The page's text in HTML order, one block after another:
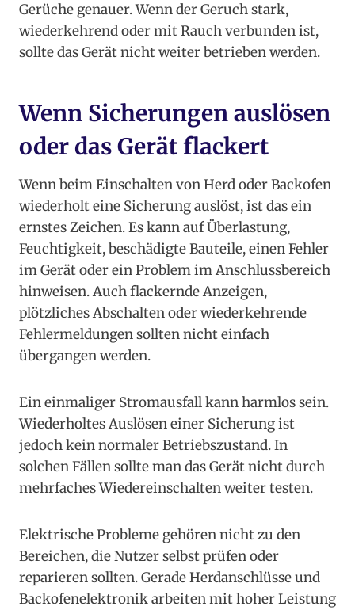
Gerüche genauer. Wenn der Geruch stark,
wiederkehrend oder mit Rauch verbunden ist,
sollte das Gerät nicht weiter betrieben werden.
Wenn Sicherungen auslösen
oder das Gerät flackert
Wenn beim Einschalten von Herd oder Backofen
wiederholt eine Sicherung auslöst, ist das ein
ernstes Zeichen. Es kann auf Überlastung,
Feuchtigkeit, beschädigte Bauteile, einen Fehler
im Gerät oder ein Problem im Anschlussbereich
hinweisen. Auch flackernde Anzeigen,
plötzliches Abschalten oder wiederkehrende
Fehlermeldungen sollten nicht einfach
übergangen werden.
Ein einmaliger Stromausfall kann harmlos sein.
Wiederholtes Auslösen einer Sicherung ist
jedoch kein normaler Betriebszustand. In
solchen Fällen sollte man das Gerät nicht durch
mehrfaches Wiedereinschalten weiter testen.
Elektrische Probleme gehören nicht zu den
Bereichen, die Nutzer selbst prüfen oder
reparieren sollten. Gerade Herdanschlüsse und
Backofenelektronik arbeiten mit hoher Leistung